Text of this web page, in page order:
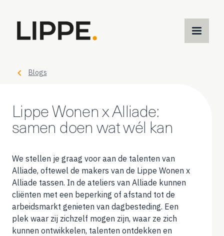
Blogs
Lippe Wonen x Alliade:
samen doen wat wél kan
We stellen je graag voor aan de talenten van
Alliade, oftewel de makers van de Lippe Wonen x
Alliade tassen. In de ateliers van Alliade kunnen
cliënten met een beperking of afstand tot de
arbeidsmarkt genieten van dagbesteding. Een
plek waar zij zichzelf mogen zijn, waar ze zich
kunnen ontwikkelen, talenten ontdekken en